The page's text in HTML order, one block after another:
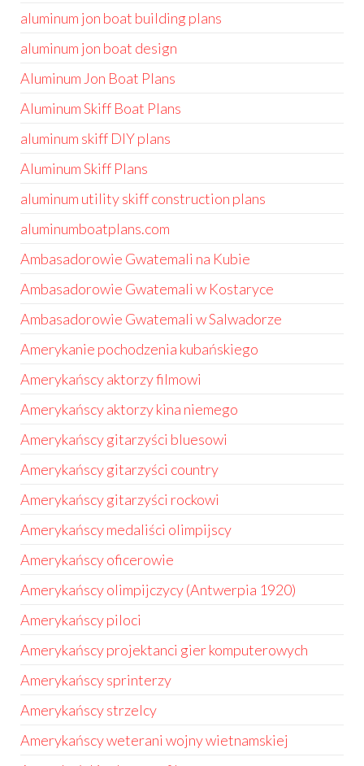
aluminum jon boat building plans
aluminum jon boat design
Aluminum Jon Boat Plans
Aluminum Skiff Boat Plans
aluminum skiff DIY plans
Aluminum Skiff Plans
aluminum utility skiff construction plans
aluminumboatplans.com
Ambasadorowie Gwatemali na Kubie
Ambasadorowie Gwatemali w Kostaryce
Ambasadorowie Gwatemali w Salwadorze
Amerykanie pochodzenia kubańskiego
Amerykańscy aktorzy filmowi
Amerykańscy aktorzy kina niemego
Amerykańscy gitarzyści bluesowi
Amerykańscy gitarzyści country
Amerykańscy gitarzyści rockowi
Amerykańscy medaliści olimpijscy
Amerykańscy oficerowie
Amerykańscy olimpijczycy (Antwerpia 1920)
Amerykańscy piloci
Amerykańscy projektanci gier komputerowych
Amerykańscy sprinterzy
Amerykańscy strzelcy
Amerykańscy weterani wojny wietnamskiej